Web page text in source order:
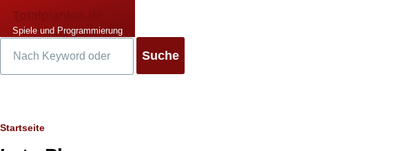
Direkt zum Inhalt
Totalplanlos.de
Spiele und Programmierung
Pfadnavigation
Startseite